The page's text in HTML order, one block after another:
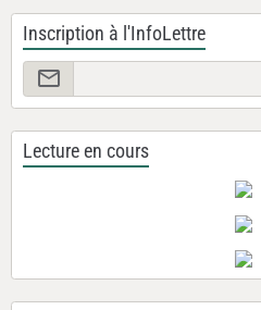
Inscription à l'InfoLettre
Lecture en cours